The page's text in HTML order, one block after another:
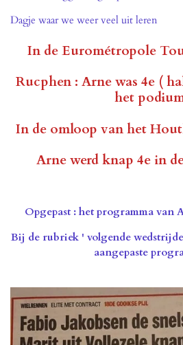
Dagje waar we weer veel uit leren
In deEurométropole
Rucphen : Arne was 4e (
het
In de omloop van het
Arne werd knap 4e in
Opgepast : het programma van
Bij de rubriek ' volgende
aangepaste